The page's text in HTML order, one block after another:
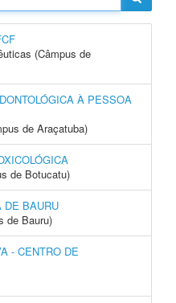
(Câmpus de
À PESSOA
de Araçatuba)
de Botucatu)
DE BAURU
de Bauru)
- CENTRO DE